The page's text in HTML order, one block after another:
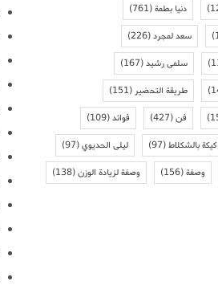
دنيا بطمة(761)
سعد لمجرد(226)
سلمى رشيد(167)
طريقة التحضير(151)
فن(427) فوائد(109)
كيكة بالشكلاط(97) ليلى الحديوي(97)
وصفة(156) وصفة لزيادة الوزن(138)